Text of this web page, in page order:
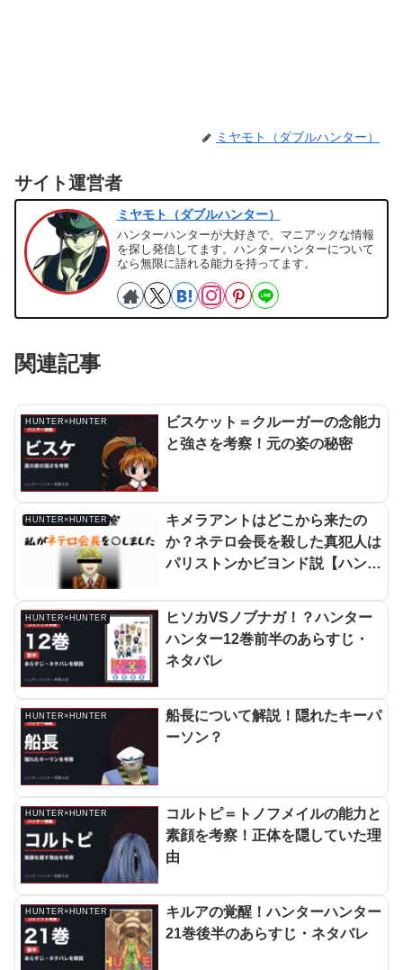
ミヤモト（ダブルハンター）
サイト運営者
ミヤモト（ダブルハンター）
ハンターハンターが大好きで、マニアックな情報
を探し発信してます。ハンターハンターについて
なら無限に語れる能力を持ってます。
関連記事
HUNTER×HUNTER
ビスケット＝クルーガーの念能力
と強さを考察！元の姿の秘密
HUNTER×HUNTER
キメラアントはどこから来たの
か？ネテロ会長を殺した真犯人は
パリストンかビヨンド説【ハンタ
HUNTER×HUNTER
ヒソカVSノブナガ！？ハンター
ハンター12巻前半のあらすじ・
ネタバレ
HUNTER×HUNTER
船長について解説！隠れたキーパ
ーソン？
HUNTER×HUNTER
コルトピ＝トノフメイルの能力と
素顔を考察！正体を隠していた理
由
HUNTER×HUNTER
キルアの覚醒！ハンターハンター
21巻後半のあらすじ・ネタバレ